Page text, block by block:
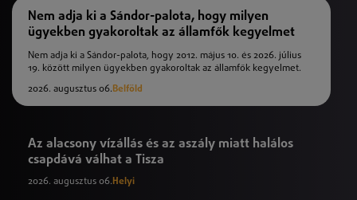
Nem adja ki a Sándor-palota, hogy milyen
ügyekben gyakoroltak az államfők kegyelmet
Nem adja ki a Sándor-palota, hogy 2012. május 10. és 2026. július
19. között milyen ügyekben gyakoroltak az államfők kegyelmet.
2026. augusztus 06.Belföld
Az alacsony vízállás és az aszály miatt halálos
csapdává válhat a Tisza
2026. augusztus 06. Helyi